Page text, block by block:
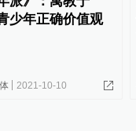
少年正确价值观
2021-10-10